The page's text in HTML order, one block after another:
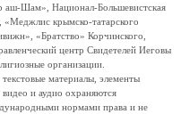
аш-Шам», Национал-Большевистская
крымско-татарского
«Братство» Корчинского,
центр Свидетелей Иеговы
организации.
материалы, элементы
и аудио охраняются
нормами права и не